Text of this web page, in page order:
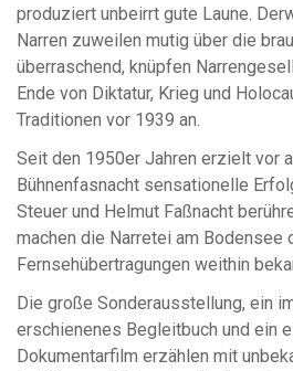
produziert unbeirrt gute Laune.
Narren zuweilen mutig über die
überraschend, knüpfen
Ende von Diktatur, Krieg und
Traditionen vor 1939 an.
Seit den 1950er Jahren erzielt vor
Bühnenfasnacht sensationelle
Steuer und Helmut Faßnacht
machen die Narretei am Bodensee
Fernsehübertragungen weithin
Die große Sonderausstellung, ein
erschienenes Begleitbuch und ein
Dokumentarfilm erzählen mit